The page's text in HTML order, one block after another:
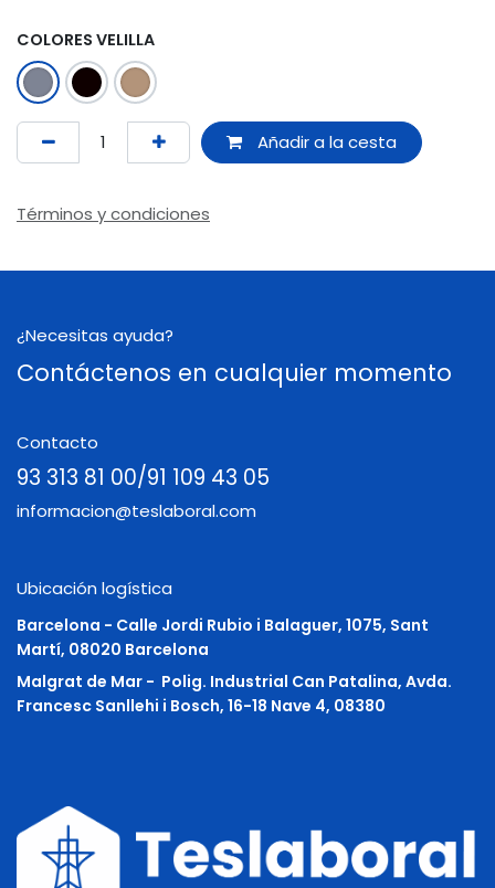
COLORES VELILLA
Añadir a la cesta
Términos y condiciones
¿Necesitas ayuda?
Contáctenos en cualquier momento
Contacto
93 313 81 00/91 109 43 05
informacion@teslaboral.com
Ubicación logística
Barcelona - Calle Jordi Rubio i Balaguer, 1075, Sant
Martí, 08020 Barcelona
Malgrat de Mar - Polig. Industrial Can Patalina, Avda.
Francesc Sanllehi i Bosch, 16-18 Nave 4, 08380